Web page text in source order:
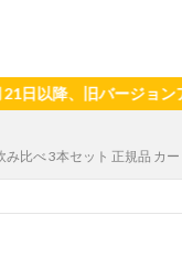
バージョンアプリへ
比べ 3本セット 正規品 カー